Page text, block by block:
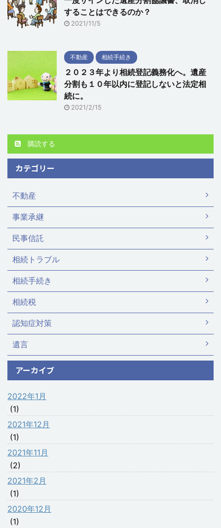
することはできるのか？
2021/11/5
不動産 相続手続き
２０２３年より相続登記義務化へ。遺産
分割も１０年以内に登記しないと法定相
続に。
2021/2/15
購読する
カテゴリー
不動産
事業承継
民事信託
相続トラブル
相続手続き
相続税
認知症対策
遺言
アーカイブ
2022年1月
(1)
2021年12月
(1)
2021年11月
(2)
2021年2月
(1)
2020年12月
(1)